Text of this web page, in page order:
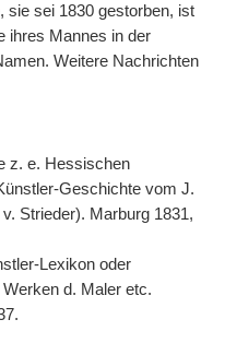
sie sei 1830 gestorben, ist
ihres Mannes in der
Weitere Nachrichten
z. e. Hessischen
Geschichte vom J.
Strieder). Marburg 1831,
Lexikon oder
d. Maler etc.